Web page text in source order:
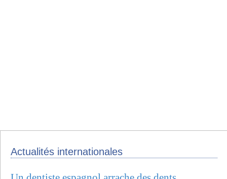
Actualités internationales